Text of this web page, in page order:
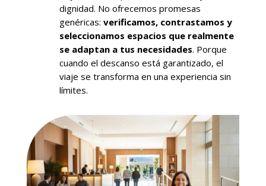
dignidad. No ofrecemos promesas
genéricas: verificamos, contrastamos y
seleccionamos espacios que realmente
se adaptan a tus necesidades. Porque
cuando el descanso está garantizado, el
viaje se transforma en una experiencia sin
límites.